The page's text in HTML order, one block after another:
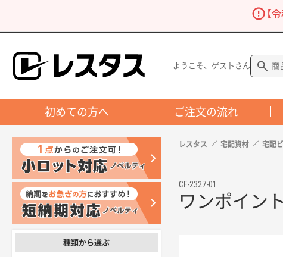
【
ようこそ、ゲストさん
初めての方へ ご注文の流れ
種類から選ぶ
レスタス 宅配資材 宅配
CF-2327-01
ワンポイン